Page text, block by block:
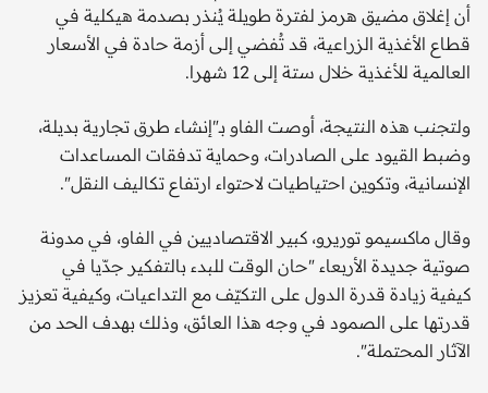
أن إغلاق مضيق هرمز لفترة طويلة يُنذر بصدمة هيكلية في
قطاع الأغذية الزراعية، قد تُفضي إلى أزمة حادة في الأسعار
العالمية للأغذية خلال ستة إلى 12 شهرا.
ولتجنب هذه النتيجة، أوصت الفاو بـ"إنشاء طرق تجارية بديلة،
وضبط القيود على الصادرات، وحماية تدفقات المساعدات
الإنسانية، وتكوين احتياطيات لاحتواء ارتفاع تكاليف النقل".
وقال ماكسيمو توريرو، كبير الاقتصاديين في الفاو، في مدونة
صوتية جديدة الأربعاء "حان الوقت للبدء بالتفكير جدّيا في
كيفية زيادة قدرة الدول على التكيّف مع التداعيات، وكيفية تعزيز
قدرتها على الصمود في وجه هذا العائق، وذلك بهدف الحد من
الآثار المحتملة".